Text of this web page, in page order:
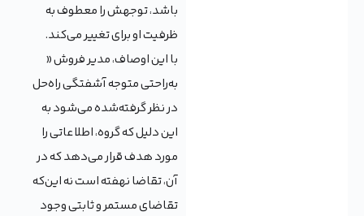
باشد، توجهش را معطوف به
ظرفیت او برای تغییر می‌کند.
با این اوصاف، مدیر فروش «
به‌راحتی متوجه آشفتگی راه‌حل
در نظر گرفته‌شده می‌شود به
این دلیل که گروه، اطلاعاتی را
مورد هدف قرار می‌دهد که در
آن، تقاضا نهفته است نه این‌که
تقاضای مستمر و ثابتی وجود